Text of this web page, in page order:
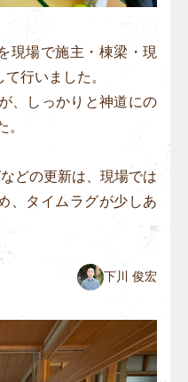
現場で施主・棟梁・現
行いました。
、しっかりと神道にの
。
どの更新は、現場では
、タイムラグが少しあ
下川 俊宏